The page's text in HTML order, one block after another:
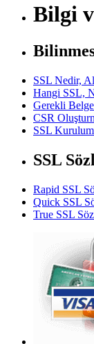
Bilgi
SSL Nedir,
Hangi SSL,
Gerekli
CSR
SSL
SSL
Rapid SSL
Quick SSL
True SSL